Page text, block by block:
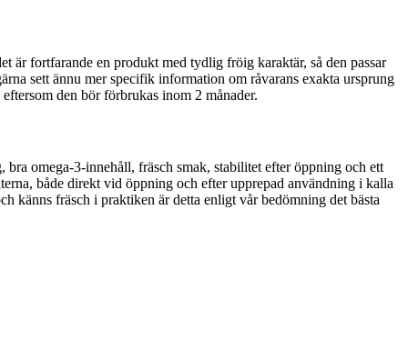
fortfarande en produkt med tydlig fröig karaktär, så den passar
sett ännu mer specifik information om råvarans exakta ursprung
den bör förbrukas inom 2 månader.
omega-3-innehåll, fräsch smak, stabilitet efter öppning och ett
både direkt vid öppning och efter upprepad användning i kalla
känns fräsch i praktiken är detta enligt vår bedömning det bästa